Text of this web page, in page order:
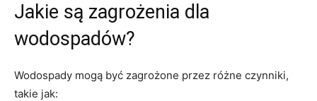
Jakie są zagrożenia dla
wodospadów?
Wodospady mogą być zagrożone przez różne czynniki,
takie jak: